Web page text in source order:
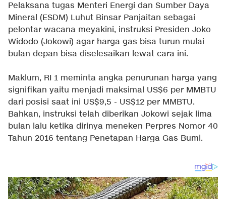
Pelaksana tugas Menteri Energi dan Sumber Daya
Mineral (ESDM) Luhut Binsar Panjaitan sebagai
pelontar wacana meyakini, instruksi Presiden Joko
Widodo (Jokowi) agar harga gas bisa turun mulai
bulan depan bisa diselesaikan lewat cara ini.
Maklum, RI 1 meminta angka penurunan harga yang
signifikan yaitu menjadi maksimal US$6 per MMBTU
dari posisi saat ini US$9,5 - US$12 per MMBTU.
Bahkan, instruksi telah diberikan Jokowi sejak lima
bulan lalu ketika dirinya meneken Perpres Nomor 40
Tahun 2016 tentang Penetapan Harga Gas Bumi.